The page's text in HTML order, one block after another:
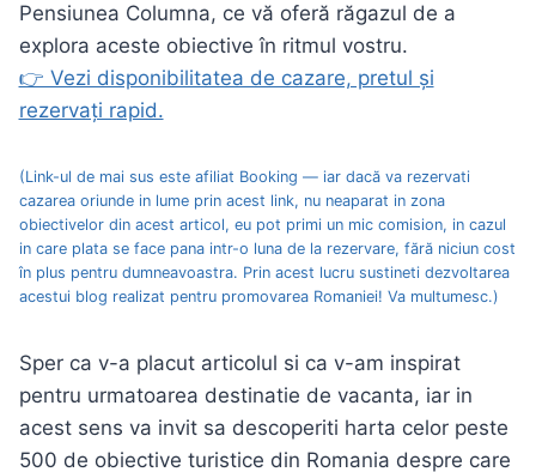
Pensiunea Columna, ce vă oferă răgazul de a
explora aceste obiective în ritmul vostru.
👉 Vezi disponibilitatea de cazare, pretul și
rezervați rapid.
(Link-ul de mai sus este afiliat Booking — iar dacă va rezervati
cazarea oriunde in lume prin acest link, nu neaparat in zona
obiectivelor din acest articol, eu pot primi un mic comision, in cazul
in care plata se face pana intr-o luna de la rezervare, fără niciun cost
în plus pentru dumneavoastra. Prin acest lucru sustineti dezvoltarea
acestui blog realizat pentru promovarea Romaniei! Va multumesc.)
Sper ca v-a placut articolul si ca v-am inspirat
pentru urmatoarea destinatie de vacanta, iar in
acest sens va invit sa descoperiti harta celor peste
500 de obiective turistice din Romania despre care